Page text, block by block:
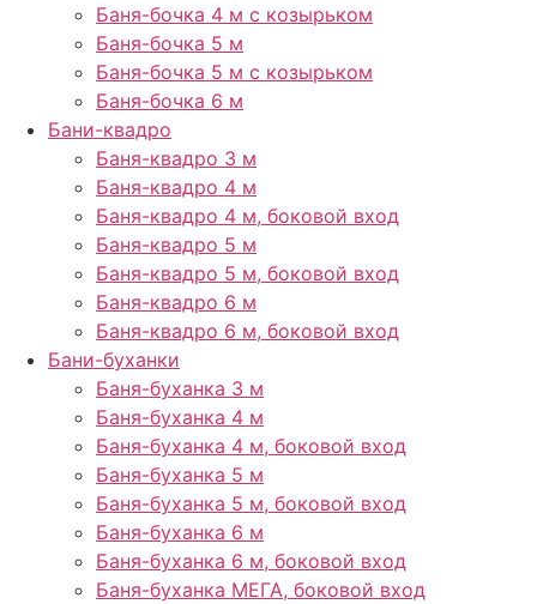
Баня-бочка 4 м с козырьком
Баня-бочка 5 м
Баня-бочка 5 м с козырьком
Баня-бочка 6 м
Бани-квадро
Баня-квадро 3 м
Баня-квадро 4 м
Баня-квадро 4 м, боковой вход
Баня-квадро 5 м
Баня-квадро 5 м, боковой вход
Баня-квадро 6 м
Баня-квадро 6 м, боковой вход
Бани-буханки
Баня-буханка 3 м
Баня-буханка 4 м
Баня-буханка 4 м, боковой вход
Баня-буханка 5 м
Баня-буханка 5 м, боковой вход
Баня-буханка 6 м
Баня-буханка 6 м, боковой вход
Баня-буханка МЕГА, боковой вход